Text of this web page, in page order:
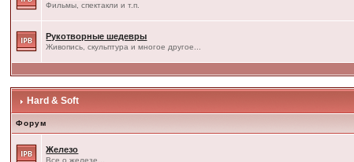
Фильмы, спектакли и т.п.
Рукотворные шедевры
Живопись, скульптура и многое другое...
Hard & Soft
Форум
Железо
Все о железе...